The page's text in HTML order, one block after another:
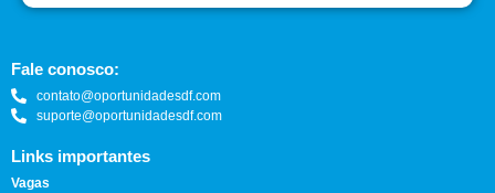
Fale conosco:
contato@oportunidadesdf.com
suporte@oportunidadesdf.com
Links importantes
Vagas